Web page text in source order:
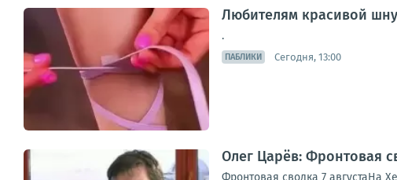
Любителям красивой
.
ПАБЛИКИ Сегодня, 13:00
Олег Царёв: Фронтовая
Фронтовая сводка 7 августаНа